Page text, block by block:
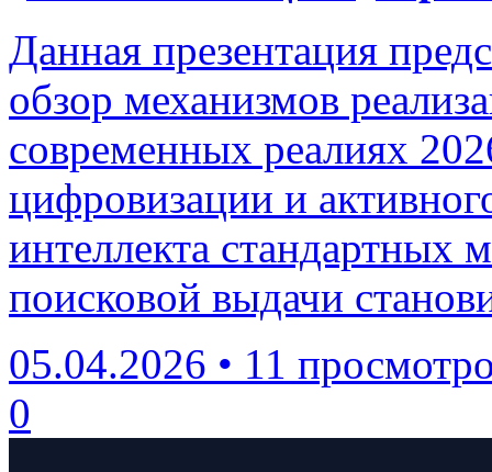
Данная презентация
обзор механизмов
современных реалиях
цифровизации и
интеллекта стандартных
поисковой выдачи
05.04.2026 • 11
0